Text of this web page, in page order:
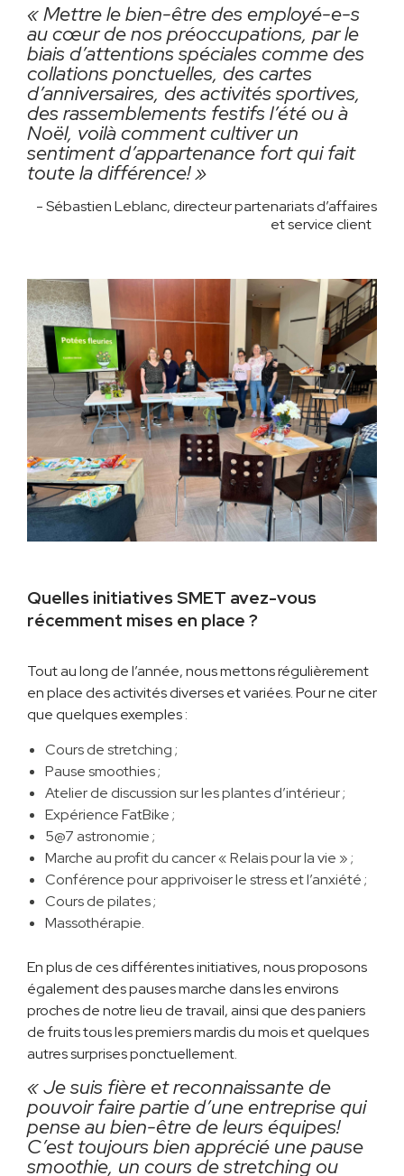
« Mettre le bien-être des employé-e-s
au cœur de nos préoccupations, par le
biais d’attentions spéciales comme des
collations ponctuelles, des cartes
d’anniversaires, des activités sportives,
des rassemblements festifs l’été ou à
Noël, voilà comment cultiver un
sentiment d’appartenance fort qui fait
toute la différence! »
- Sébastien Leblanc, directeur partenariats d’affaires
et service client
Quelles initiatives SMET avez-vous
récemment mises en place ?
Tout au long de l’année, nous mettons régulièrement
en place des activités diverses et variées. Pour ne citer
que quelques exemples :
Cours de stretching ;
Pause smoothies ;
Atelier de discussion sur les plantes d’intérieur ;
Expérience FatBike ;
5@7 astronomie ;
Marche au profit du cancer « Relais pour la vie » ;
Conférence pour apprivoiser le stress et l’anxiété ;
Cours de pilates ;
Massothérapie.
En plus de ces différentes initiatives, nous proposons
également des pauses marche dans les environs
proches de notre lieu de travail, ainsi que des paniers
de fruits tous les premiers mardis du mois et quelques
autres surprises ponctuellement.
« Je suis fière et reconnaissante de
pouvoir faire partie d’une entreprise qui
pense au bien-être de leurs équipes!
C’est toujours bien apprécié une pause
smoothie, un cours de stretching ou